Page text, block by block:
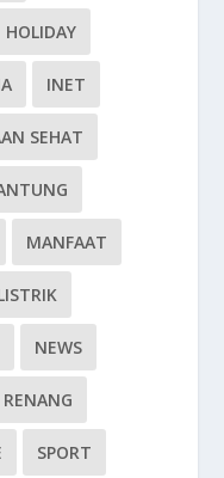
HOLIDAY
INET
SEHAT
MANFAAT
NEWS
RENANG
SPORT